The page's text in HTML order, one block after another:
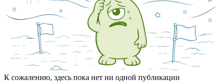
К сожалению, здесь пока нет ни одной публикации